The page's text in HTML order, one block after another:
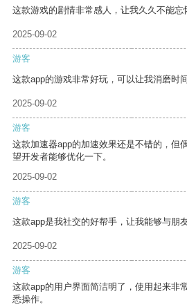
这款游戏的剧情非常感人，让我久久不能忘
2025-09-02
游客
这款app的游戏非常好玩，可以让我消磨时间
2025-09-02
游客
这款加速器app的加速效果还是不错的，但
望开发者能够优化一下。
2025-09-02
游客
这款app是我社交的好帮手，让我能够与朋
2025-09-02
游客
这款app的用户界面简洁明了，使用起来非
悉操作。